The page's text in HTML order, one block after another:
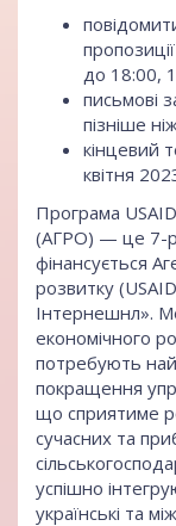
до 18:00,
письмові
пізніше
кінцевий
квітня
Програма
(АГРО) — це 7-
фінансується
розвитку
Інтернешнл».
економічного
потребують
покращення
що сприятиме
сучасних та
успішно
українські та